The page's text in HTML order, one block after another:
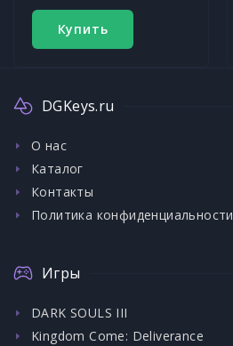
Купить
DGKeys.ru
О нас
Каталог
Контакты
Политика конфиденциальности
Игры
DARK SOULS III
Kingdom Come: Deliverance